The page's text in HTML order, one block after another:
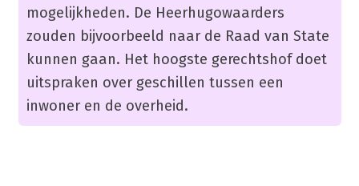
mogelijkheden. De Heerhugowaarders
zouden bijvoorbeeld naar de Raad van State
kunnen gaan. Het hoogste gerechtshof doet
uitspraken over geschillen tussen een
inwoner en de overheid.